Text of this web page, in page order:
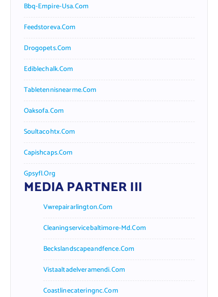
Bbq-Empire-Usa.com
Feedstoreva.com
Drogopets.com
Ediblechalk.com
Tabletennisnearme.com
Oaksofa.com
Soultacohtx.com
Capishcaps.com
Gpsyfl.org
MEDIA PARTNER III
Vwrepairarlington.com
Cleaningservicebaltimore-Md.com
Beckslandscapeandfence.com
Vistaaltadelveramendi.com
Coastlinecateringnc.com